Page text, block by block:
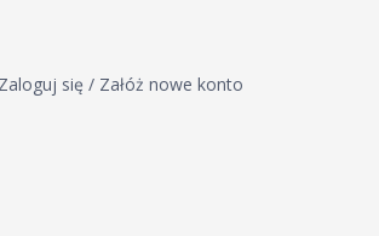
Zaloguj się / Załóż nowe konto